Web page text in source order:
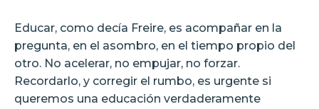
Educar, como decía Freire, es acompañar en la
pregunta, en el asombro, en el tiempo propio del
otro. No acelerar, no empujar, no forzar.
Recordarlo, y corregir el rumbo, es urgente si
queremos una educación verdaderamente